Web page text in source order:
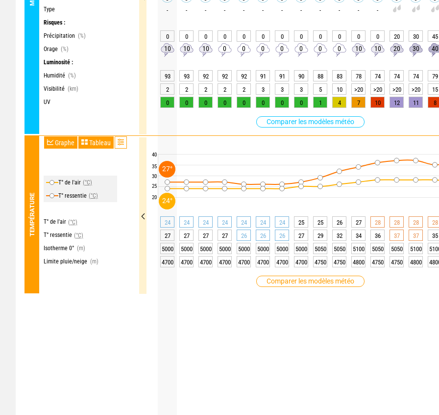
Type
Risques :
Précipitation (%)
Orage (%)
Luminosité :
Humidité (%)
Visibilité (km)
UV
Comparer les modèles météo
TEMPÉRATURE
Graphe Tableau
T° de l'air (°C)
T° ressentie (°C)
T° de l'air (°C)
T° ressentie (°C)
Isotherme 0° (m)
Limite pluie/neige (m)
Comparer les modèles météo
40
35
30
25
20
- - - - - - - - - - - -
0 0 0 0 0 0 0 0 0 0 0 0 20 30 45
10 10 10 0 0 0 0 0 0 0 10 10 20 30 40
93 93 92 92 92 91 91 90 88 83 78 74 74 74 79
2
2 2 2 2 3 3 3 5 10 >20 >20 >20 >20 15
0
0 0 0 0 0 0 0 1 4 7 10 12 11 8
24 24 24 24 24 24 24 25 25 26 27 28 28 28 28
27
27 27 27 26 26 26 27 29 32 34 36 37 37 35
5000
5000 5000 5000 5000 5000 5000 5000 5050 5050 5100 5050 5050 5100
4700
4700 4700 4700 4700 4700 4700 4700 4750 4750 4800 4750 4750 4800
24°
27°